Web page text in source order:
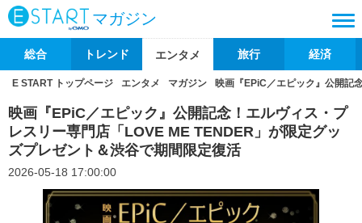
マガジン
総合 トレンド エンタメ 旅行 経済
E START トップページ エンタメ マガジン 映画『EPiC／エピック』公開記
映画『EPiC／エピック』公開記念！エルヴィス・プ
レスリー専門店「LOVE ME TENDER」が限定グッ
ズプレゼント＆渋谷で期間限定復活
2026-05-18 17:00:00